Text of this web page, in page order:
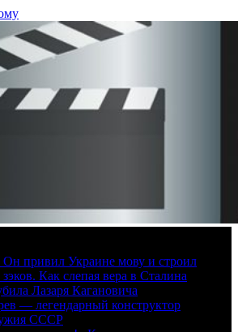
Он привил Украине мову и строил
Как слепая вера в Сталина
Лазаря Кагановича
— легендарный конструктор
СССР